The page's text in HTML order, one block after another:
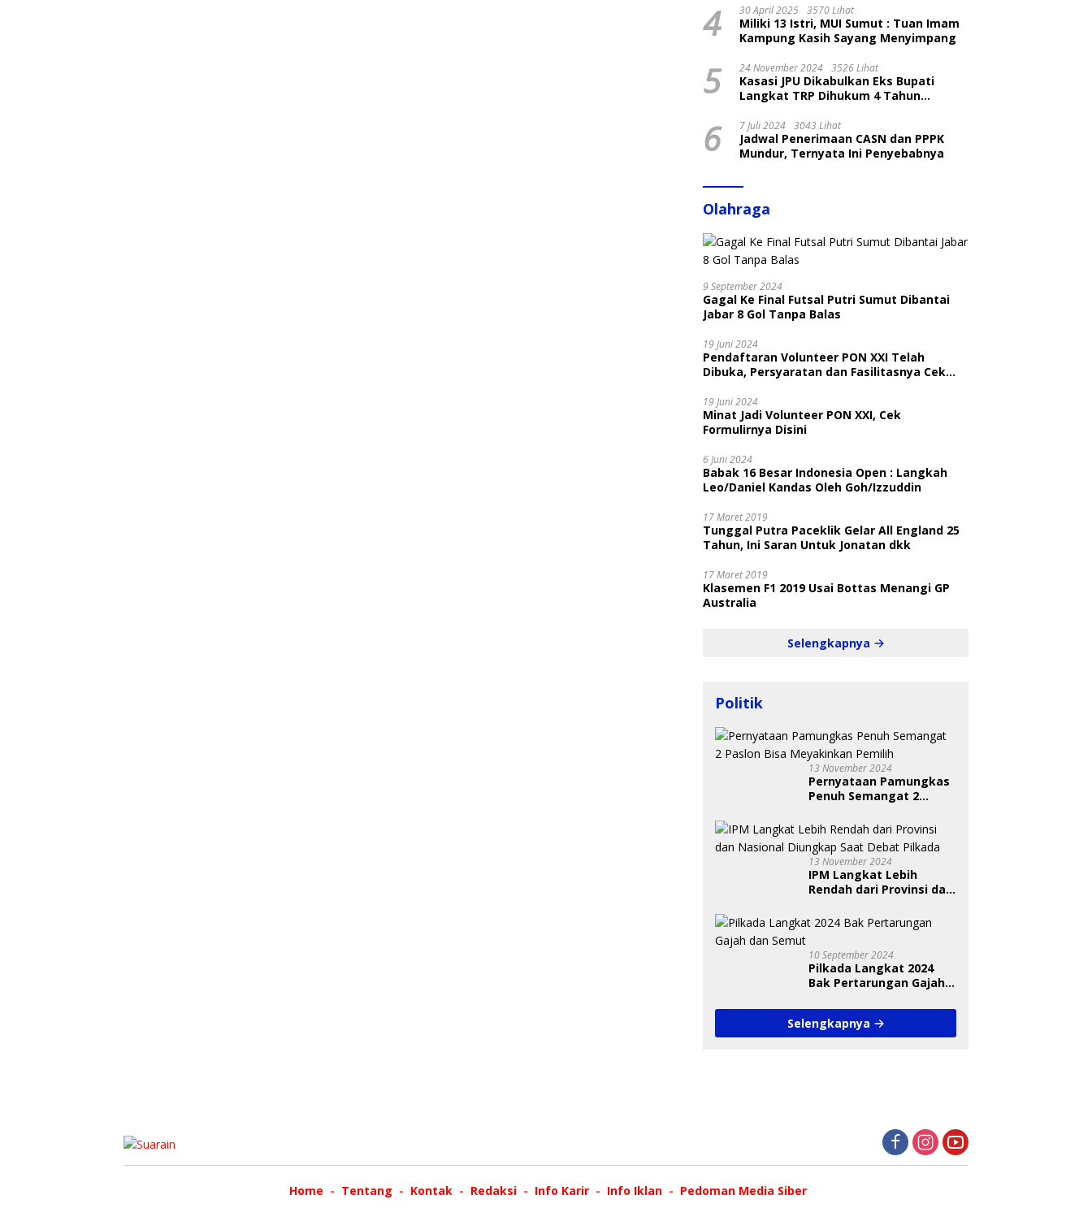
4 30 April 2025 3570 Lihat
Miliki 13 Istri, MUI Sumut : Tuan Imam
Kampung Kasih Sayang Menyimpang
5 24 November 2024 3526 Lihat
Kasasi JPU Dikabulkan Eks Bupati
Langkat TRP Dihukum 4 Tahun
6 7 Juli 2024 3043 Lihat
Jadwal Penerimaan CASN dan PPPK
Mundur, Ternyata Ini Penyebabnya
Olahraga
9 September 2024
Gagal Ke Final Futsal Putri Sumut Dibantai
Jabar 8 Gol Tanpa Balas
19 Juni 2024
Pendaftaran Volunteer PON XXI Telah
Dibuka, Persyaratan dan Fasilitasnya Cek
19 Juni 2024
Minat Jadi Volunteer PON XXI, Cek
Formulirnya Disini
6 Juni 2024
Babak 16 Besar Indonesia Open : Langkah
Leo/Daniel Kandas Oleh Goh/Izzuddin
17 Maret 2019
Tunggal Putra Paceklik Gelar All England 25
Tahun, Ini Saran Untuk Jonatan dkk
17 Maret 2019
Klasemen F1 2019 Usai Bottas Menangi GP
Australia
Selengkapnya
Politik
13 November 2024
Pernyataan Pamungkas
Penuh Semangat 2
Pemilih
13 November 2024
IPM Langkat Lebih
Rendah dari Provinsi dan
Debat Pilkada
10 September 2024
Pilkada Langkat 2024
Bak Pertarungan Gajah
Selengkapnya
Home Tentang Kontak Redaksi Info Karir Info Iklan
Pedoman Media Siber